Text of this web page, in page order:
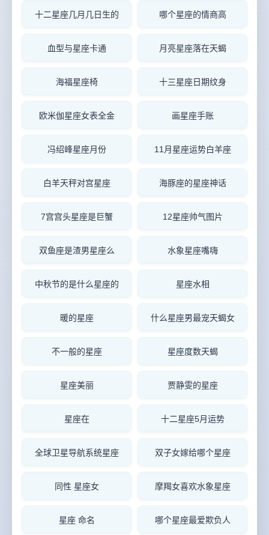
十二星座几月几日生的 哪个星座的情商高
血型与星座卡通 月亮星座落在天蝎
海福星座椅 十三星座日期纹身
欧米伽星座女表全金 画星座手账
冯绍峰星座月份 11月星座运势白羊座
白羊天秤对宫星座 海豚座的星座神话
7宫宫头星座是巨蟹 12星座帅气图片
双鱼座是渣男星座么 水象星座嘴嗨
中秋节的是什么星座的 星座水相
暖的星座 什么星座男最宠天蝎女
不一般的星座 星座度数天蝎
星座美丽 贾静雯的星座
星座在 十二星座5月运势
全球卫星导航系统星座 双子女嫁给哪个星座
同性 星座女 摩羯女喜欢水象星座
星座 命名 哪个星座最爱欺负人